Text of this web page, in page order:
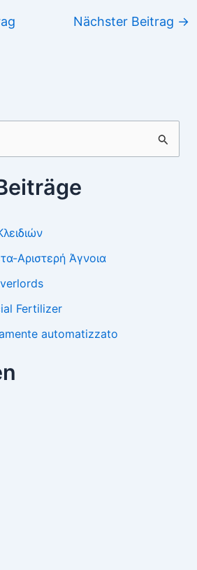
Nächster Beitrag →
Αριστερή Άγνοια
Fertilizer
automatizzato